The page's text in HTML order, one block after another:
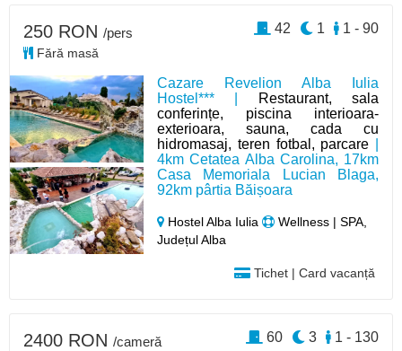
Cazare Revelion Alba Iulia
Hostel*** |
Restaurant, sala
conferințe, piscina interioara-
exterioara, sauna, cada cu
hidromasaj, teren fotbal, parcare
4km Cetatea Alba Carolina, 17km
Casa Memoriala Lucian Blaga,
92km pârtia Băișoara
Hostel Alba Iulia
Wellness | SPA,
Județul Alba
Tichet | Card vacanță
250 RON /pers
Fără masă
1 - 90
1
42
2400 RON /cameră 1 - 130
3
60